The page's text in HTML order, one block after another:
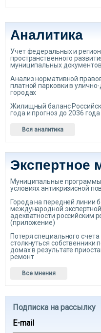
Аналитика
Учет федеральных и
пространственного
муниципальных
Анализ нормативной
платной парковки в
городах
Жилищный баланс
года и прогноз до 2036 года
Вся аналитика
Экспертное
Муниципальные
условиях антикризисной
Города на передней линии
международной
адекватности российским
(приложение)
Потеря специального
столкнуться
домах в результате
ремонт
Все мнения
Подписка на рассылку
E-mail